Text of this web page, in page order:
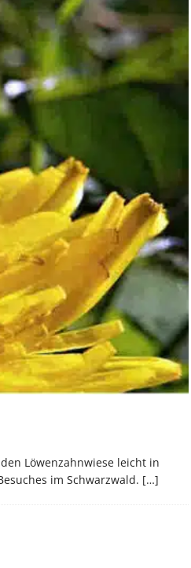
Löwenzahnwiese leicht in
im Schwarzwald. […]